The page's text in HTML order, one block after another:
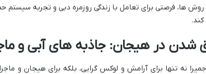
روش ها، فرصتی برای تعامل با زندگی روزمره دبی و تجربه سیستم
کند.
شدن در هیجان: جاذبه های آبی و
جمیرا نه تنها برای آرامش و لوکس گرایی، بلکه برای هیجان و